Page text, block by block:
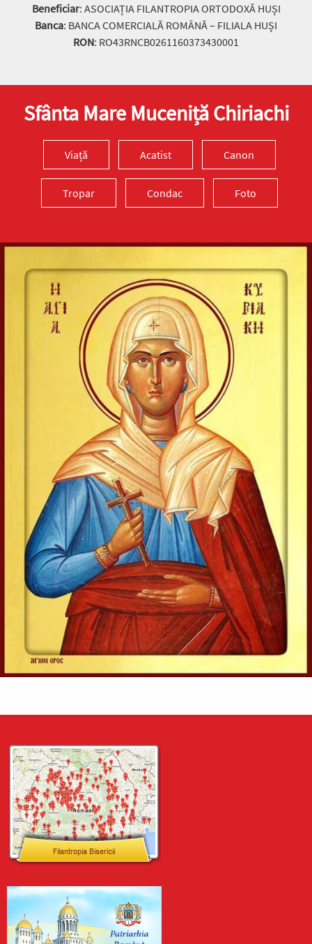
Beneficiar: ASOCIAȚIA FILANTROPIA ORTODOXĂ HUȘI
Banca: BANCA COMERCIALĂ ROMÂNĂ – FILIALA HUȘI
RON: RO43RNCB0261160373430001
Sfânta Mare Muceniță Chiriachi
Viață Acatist Canon
Tropar Condac Foto